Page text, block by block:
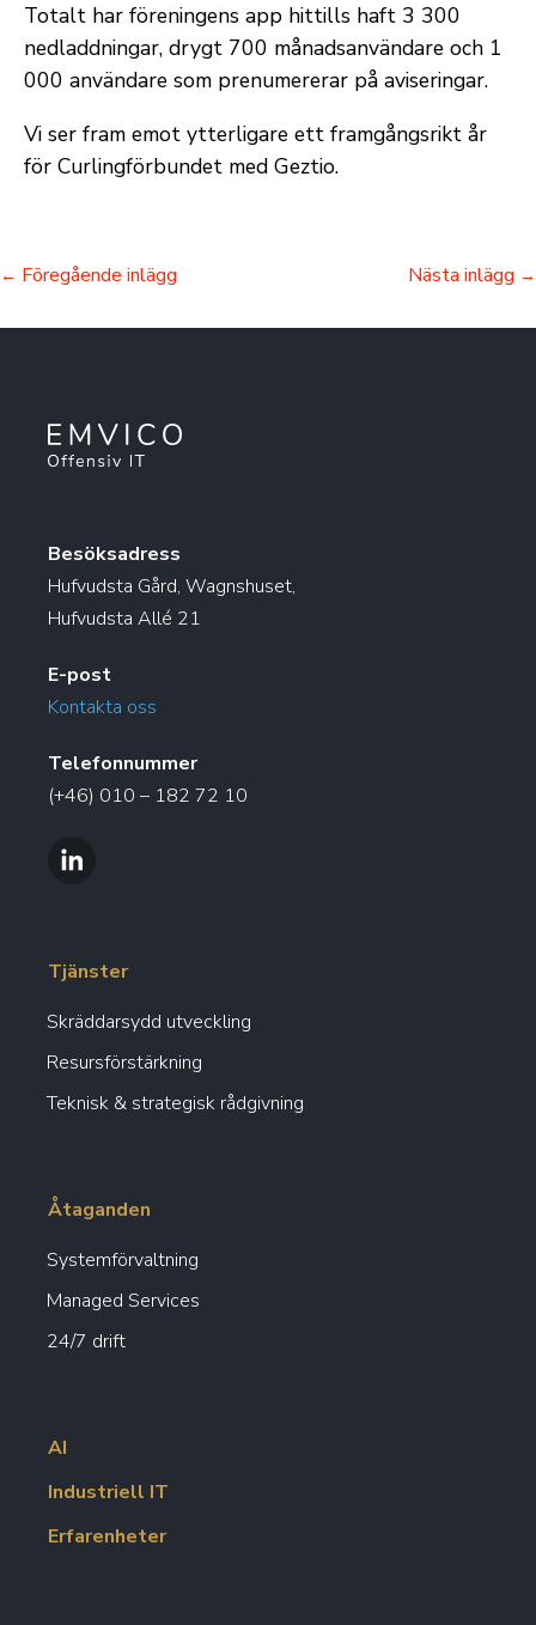
Totalt har föreningens app hittills haft 3 300
nedladdningar, drygt 700 månadsanvändare och 1
000 användare som prenumererar på aviseringar.
Vi ser fram emot ytterligare ett framgångsrikt år
för Curlingförbundet med Geztio.
← Föregående inlägg Nästa inlägg →
Besöksadress
Hufvudsta Gård, Wagnshuset,
Hufvudsta Allé 21
E-post
Kontakta oss
Telefonnummer
(+46) 010 – 182 72 10
Tjänster
Skräddarsydd utveckling
Resursförstärkning
Teknisk & strategisk rådgivning
Åtaganden
Systemförvaltning
Managed Services
24/7 drift
AI
Industriell IT
Erfarenheter